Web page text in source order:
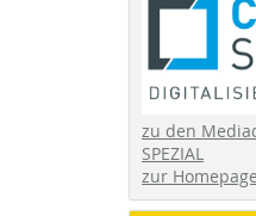
zu den
SPEZIAL
zur